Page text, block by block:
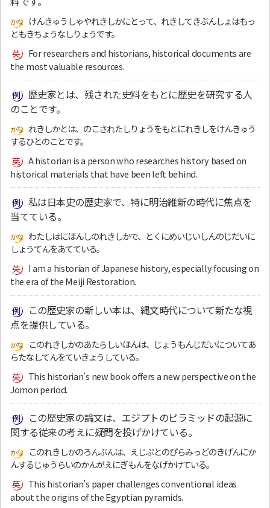
けんきゅうしゃやれきしかにとって、れきしてきぶんしょはもっ
ともきちょうなしりょうです。
For researchers and historians, historical documents are
the most valuable resources.
歴史家とは、残された史料をもとに歴史を研究する人
のことです。
れきしかとは、のこされたしりょうをもとにれきしをけんきゅう
するひとのことです。
A historian is a person who researches history based on
historical materials that have been left behind.
私は日本史の歴史家で、特に明治維新の時代に焦点を
当てている。
わたしはにほんしのれきしかで、とくにめいじいしんのじだいに
しょうてんをあてている。
I am a historian of Japanese history, especially focusing on
the era of the Meiji Restoration.
この歴史家の新しい本は、縄文時代について新たな視
点を提供している。
このれきしかのあたらしいほんは、じょうもんじだいについてあ
らたなしてんをていきょうしている。
This historian’s new book offers a new perspective on the
Jomon period.
この歴史家の論文は、エジプトのピラミッドの起源に
関する従来の考えに疑問を投げかけている。
このれきしかのろんぶんは、えじぷとのぴらみっどのきげんにか
んするじゅうらいのかんがえにぎもんをなげかけている。
This historian’s paper challenges conventional ideas
about the origins of the Egyptian pyramids.